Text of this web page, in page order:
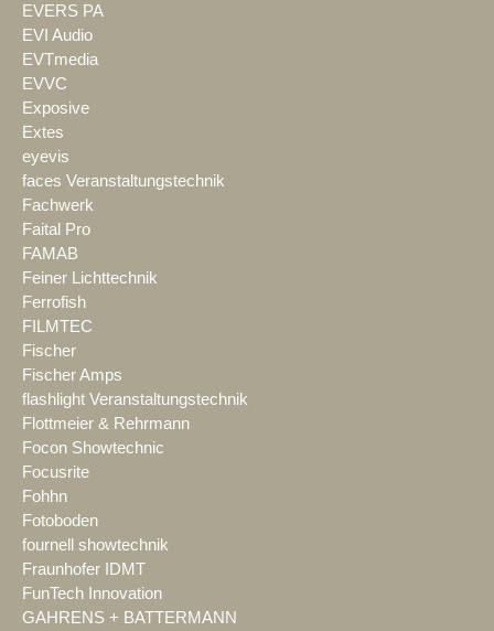
EVERS PA
EVI Audio
EVTmedia
EVVC
Exposive
Extes
eyevis
faces Veranstaltungstechnik
Fachwerk
Faital Pro
FAMAB
Feiner Lichttechnik
Ferrofish
FILMTEC
Fischer
Fischer Amps
flashlight Veranstaltungstechnik
Flottmeier & Rehrmann
Focon Showtechnic
Focusrite
Fohhn
Fotoboden
fournell showtechnik
Fraunhofer IDMT
FunTech Innovation
GAHRENS + BATTERMANN